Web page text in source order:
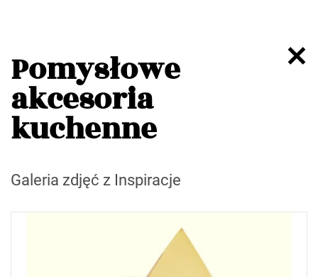
Pomysłowe
akcesoria
kuchenne
Galeria zdjęć z Inspiracje